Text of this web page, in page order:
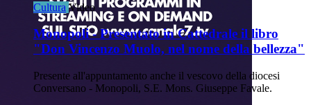
Cultura Video
Monopoli - Presentato in Cattedrale il libro
"Don Vincenzo Muolo, nel nome della bellezza"
Presente all'appuntamento anche il vescovo della diocesi
Conversano - Monopoli, S.E. Mons. Giuseppe Favale.